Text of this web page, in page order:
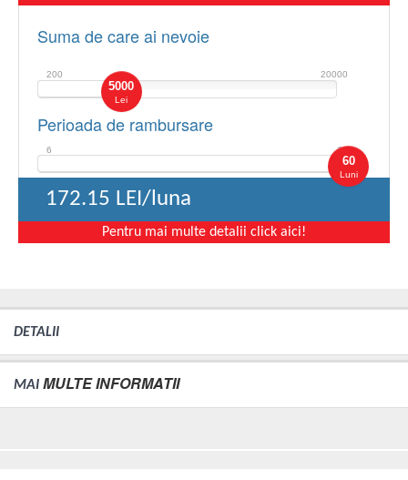
Suma de care ai nevoie
5000
Lei
200 20000
Perioada de rambursare
60
Luni
6 60
172.15 LEI/luna
Pentru mai multe detalii click aici!
DETALII
MAI MULTE INFORMATII